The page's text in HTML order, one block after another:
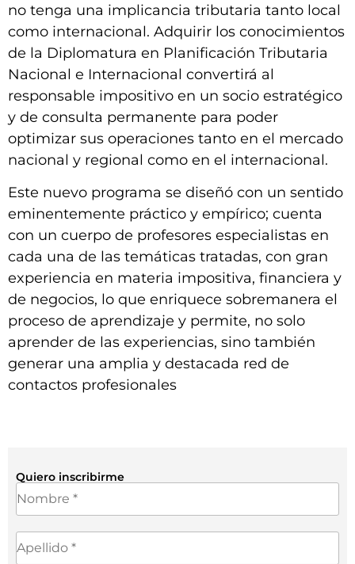
no tenga una implicancia tributaria tanto local
como internacional. Adquirir los conocimientos
de la Diplomatura en Planificación Tributaria
Nacional e Internacional convertirá al
responsable impositivo en un socio estratégico
y de consulta permanente para poder
optimizar sus operaciones tanto en el mercado
nacional y regional como en el internacional.
Este nuevo programa se diseñó con un sentido
eminentemente práctico y empírico; cuenta
con un cuerpo de profesores especialistas en
cada una de las temáticas tratadas, con gran
experiencia en materia impositiva, financiera y
de negocios, lo que enriquece sobremanera el
proceso de aprendizaje y permite, no solo
aprender de las experiencias, sino también
generar una amplia y destacada red de
contactos profesionales
Quiero inscribirme